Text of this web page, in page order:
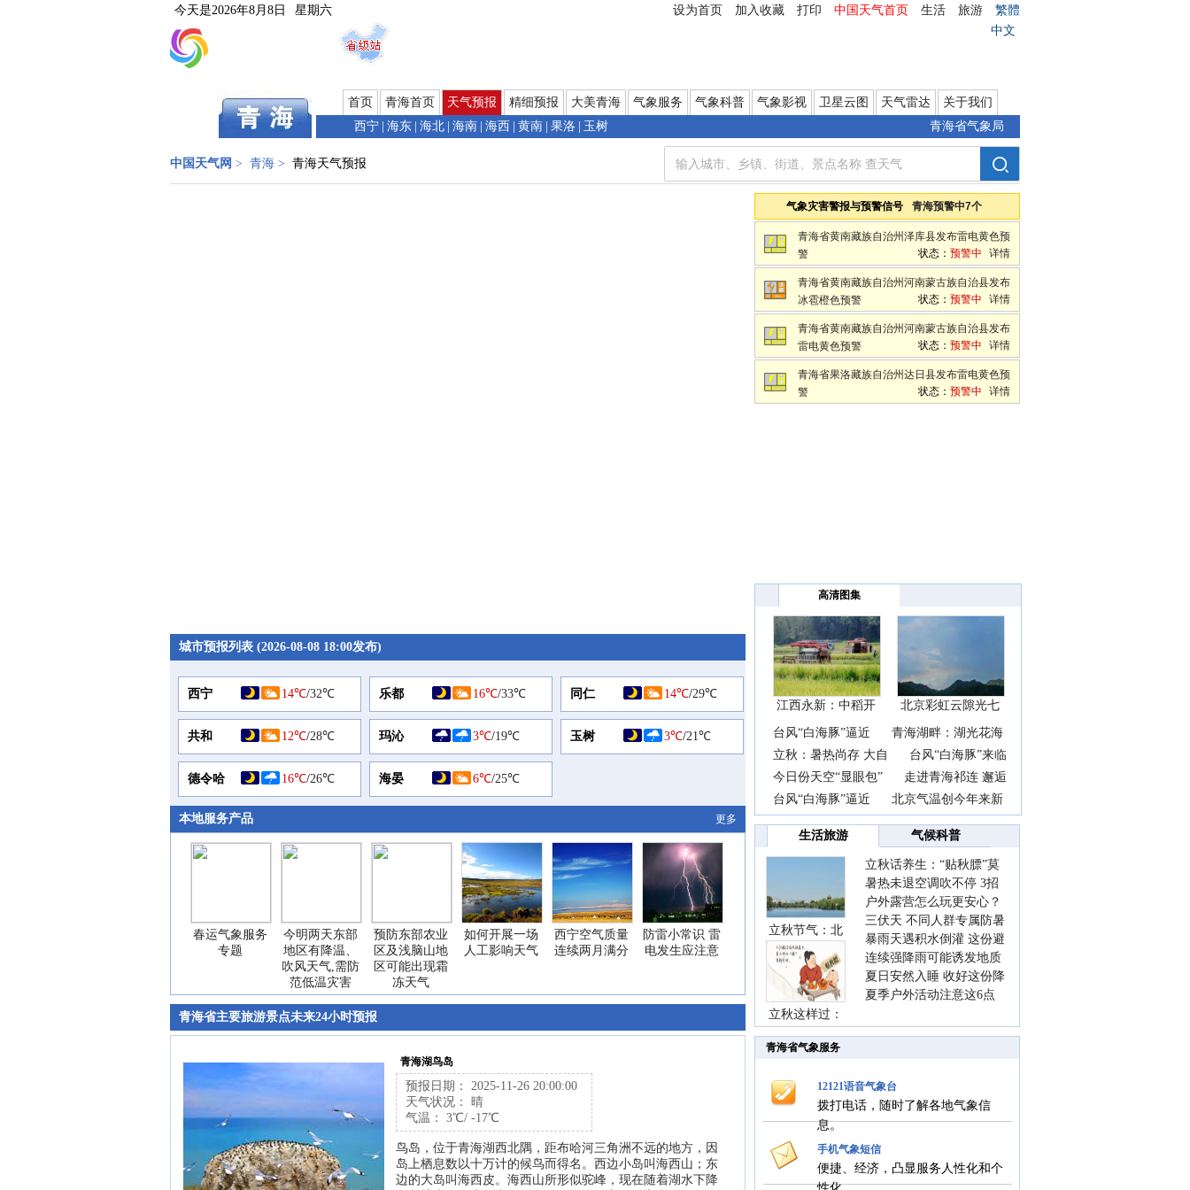
今天是2026年8月8日 星期六 设为首页 加入收藏 打印 中国天气首页 生活 旅游
繁體
中文
首页 青海首页 天气预报 精细预报 大美青海 气象服务 气象科普 气象影视 卫星云图 天气雷达
关于我们
西宁 海东 海北 海南 海西 黄南 果洛 玉树 青海省气象局
中国天气网 > 青海 > 青海天气预报
城市预报列表 (2026-08-08 18:00发布)
西宁 14℃/32℃ 乐都 16℃/33℃ 同仁 14℃/29℃
共和 12℃/28℃ 玛沁 3℃/19℃ 玉树 3℃/21℃
德令哈 16℃/26℃ 海晏 6℃/25℃
本地服务产品 更多
春运气象服务
专题
今明两天东部
地区有降温、
吹风天气,需防
范低温灾害
预防东部农业
区及浅脑山地
区可能出现霜
冻天气
如何开展一场
人工影响天气
西宁空气质量
连续两月满分
防雷小常识 雷
电发生应注意
青海省主要旅游景点未来24小时预报
青海湖鸟岛
预报日期： 2025-11-26 20:00:00
天气状况： 晴
气温： 3℃/ -17℃
鸟岛，位于青海湖西北隅，距布哈河三角洲不远的地方，因
岛上栖息数以十万计的候鸟而得名。西边小岛叫海西山；东
边的大岛叫海西皮。海西山所形似驼峰，现在随着湖水下降
气象灾害警报与预警信号 青海预警中7个
青海省黄南藏族自治州泽库县发布雷电黄色预
警
状态： 预警中 详情
青海省黄南藏族自治州河南蒙古族自治县发布
冰雹橙色预警
状态： 预警中 详情
青海省黄南藏族自治州河南蒙古族自治县发布
雷电黄色预警
状态： 预警中 详情
青海省果洛藏族自治州达日县发布雷电黄色预
警
状态： 预警中 详情
高清图集
江西永新：中稻开
镰抢
北京彩虹云隙光七
彩云
台风“白海豚”逼近
青海湖畔：湖光花海
长
立秋：暑热尚存 大自
台风“白海豚”来临
前
今日份天空“显眼包”
走进青海祁连 邂逅
一
台风“白海豚”逼近
北京气温创今年来新
高
生活旅游
气候科普
立秋节气：北
立秋这样过：
立秋话养生：“贴秋膘”莫
着急 先清暑再防燥
暑热未退空调吹不停 3招
护住肩颈不酸痛
户外露营怎么玩更安心？
这份攻略请收好
三伏天 不同人群专属防暑
要点请收好
暴雨天遇积水倒灌 这份避
险提示请收好
连续强降雨可能诱发地质
灾害 这些前兆要知道
夏日安然入睡 收好这份降
温小贴士
夏季户外活动注意这6点
青海省气象服务
12121语音气象台
拨打电话，随时了解各地气象信
息。
手机气象短信
便捷、经济，凸显服务人性化和个